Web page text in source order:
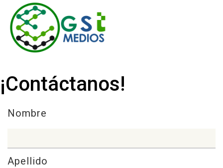
¡Contáctanos!
Nombre
Apellido